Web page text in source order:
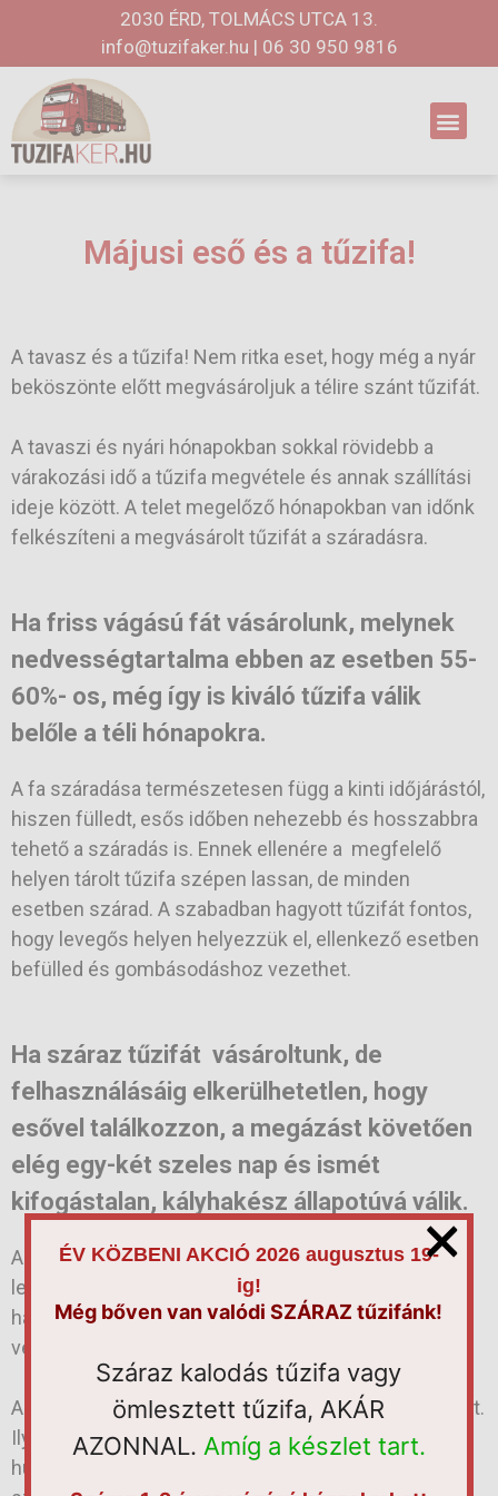
2030 ÉRD, TOLMÁCS UTCA 13.
info@tuzifaker.hu | 06 30 950 9816
Májusi eső és a tűzifa!
A tavasz és a tűzifa! Nem ritka eset, hogy még a nyár
beköszönte előtt megvásároljuk a télire szánt tűzifát.
A tavaszi és nyári hónapokban sokkal rövidebb a
várakozási idő a tűzifa megvétele és annak szállítási
ideje között. A telet megelőző hónapokban van időnk
felkészíteni a megvásárolt tűzifát a száradásra.
Ha friss vágású fát vásárolunk, melynek
nedvességtartalma ebben az esetben 55-
60%- os, még így is kiváló tűzifa válik
belőle a téli hónapokra.
A fa száradása természetesen függ a kinti időjárástól,
hiszen fülledt, esős időben nehezebb és hosszabbra
tehető a száradás is. Ennek ellenére a megfelelő
helyen tárolt tűzifa szépen lassan, de minden
esetben szárad. A szabadban hagyott tűzifát fontos,
hogy levegős helyen helyezzük el, ellenkező esetben
befülled és gombásodáshoz vezethet.
Ha száraz tűzifát vásároltunk, de
felhasználásáig elkerülhetetlen, hogy
esővel találkozzon, a megázást követően
elég egy-két szeles nap és ismét
kifogástalan, kályhakész állapotúvá válik.
A tűzifa benti tárolásánál ugyan ilyen fontos, hogy
levegős helyre kerüljenek a feldolgozott tűzifa
hasábok. Zárt térben a nyirkosodás hamarabb mehet
végbe.
A legegyszerübb tárolni a hálós, illetve kalodás tűzifát.
Ilyenkor a feldolgozott tűzifa egyben marad, nem
hullik. A rönkben megvásárolt fa tárolás
ÉV KÖZBENI AKCIÓ 2026 augusztus 19-
ig!
Még bőven van valódi SZÁRAZ tűzifánk!
Száraz kalodás tűzifa vagy
ömlesztett tűzifa, AKÁR
AZONNAL. Amíg a készlet tart.
×